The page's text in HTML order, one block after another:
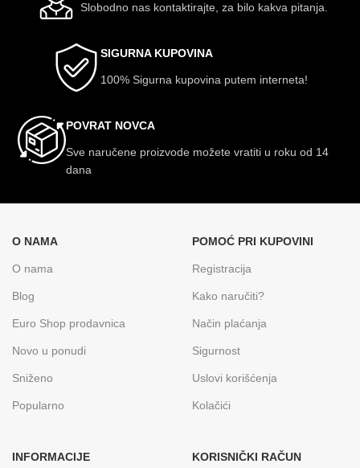
Slobodno nas kontaktirajte, za bilo kakva pitanja.
SIGURNA KUPOVINA
100% Sigurna kupovina putem interneta!
POVRAT NOVCA
Sve naručene proizvode možete vratiti u roku od 14
dana
O NAMA
O nama
Blog
Euro Shop prodavnica
Novo u ponudi
Sniženo
Popularno
POMOĆ PRI KUPOVINI
Registracija
Kako naručiti?
Način plaćanja
Sigurnost
Uslovi korišćenja
Kolačići
INFORMACIJE KORISNIČKI RAČUN